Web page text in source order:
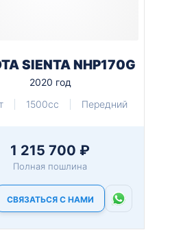
SIENTA NHP170G
2020 год
1500cc Передний
1 215 700 ₽
Полная пошлина
СВЯЗАТЬСЯ С НАМИ